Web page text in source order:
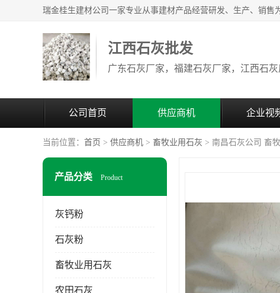
江西石灰批发
公司首页 供应商机 企业视
当前位置： 首页 > 供应商机 > 畜牧业用石灰 > 南昌石灰公司 畜
产品分类 Product
灰钙粉
石灰粉
畜牧业用石灰
农田石灰